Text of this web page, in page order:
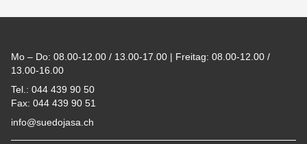
Mo – Do: 08.00-12.00 / 13.00-17.00 | Freitag: 08.00-12.00 /
13.00-16.00
Tel.: 044 439 90 50
Fax: 044 439 90 51
info@suedojasa.ch